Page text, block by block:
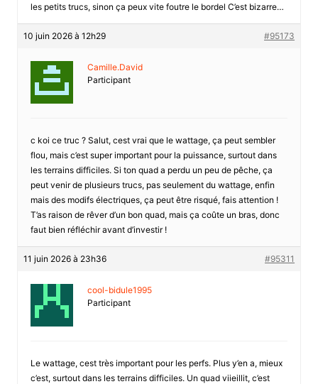
les petits trucs, sinon ça peux vite foutre le bordel C’est bizarre…
10 juin 2026 à 12h29 #95173
Camille.David
Participant
c koi ce truc ? Salut, cest vrai que le wattage, ça peut sembler
flou, mais c’est super important pour la puissance, surtout dans
les terrains difficiles. Si ton quad a perdu un peu de pêche, ça
peut venir de plusieurs trucs, pas seulement du wattage, enfin
mais des modifs électriques, ça peut être risqué, fais attention !
T’as raison de rêver d’un bon quad, mais ça coûte un bras, donc
faut bien réfléchir avant d’investir !
11 juin 2026 à 23h36 #95311
cool-bidule1995
Participant
Le wattage, cest très important pour les perfs. Plus y’en a, mieux
c’est, surtout dans les terrains difficiles. Un quad viieillit, c’est